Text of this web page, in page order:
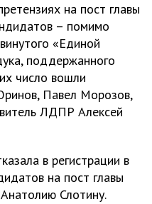
на пост главы
– помимо
«Единой
поддержанного
число вошли
Павел Морозов,
ЛДПР Алексей
в регистрации в
на пост главы
Слотину.